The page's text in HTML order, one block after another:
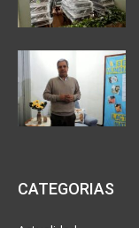
CATEGORIAS